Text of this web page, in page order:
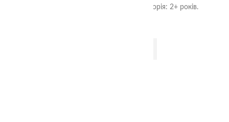
предметів та уважність. Вікова категорія: 2+ років.